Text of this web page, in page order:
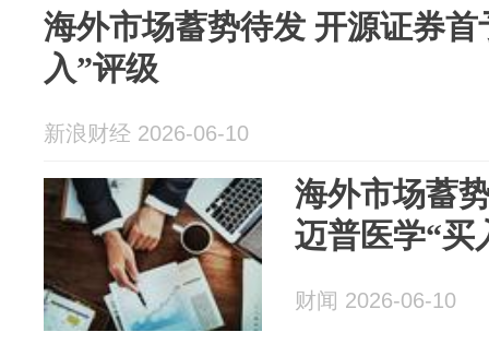
海外市场蓄势待发 开源证券首
入”评级
新浪财经 2026-06-10
海外市场蓄
迈普医学“买
财闻 2026-06-10